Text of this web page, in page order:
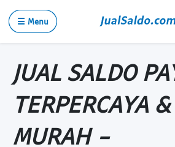
☰ Menu
JUAL SALDO
TERPERCAYA
MURAH -